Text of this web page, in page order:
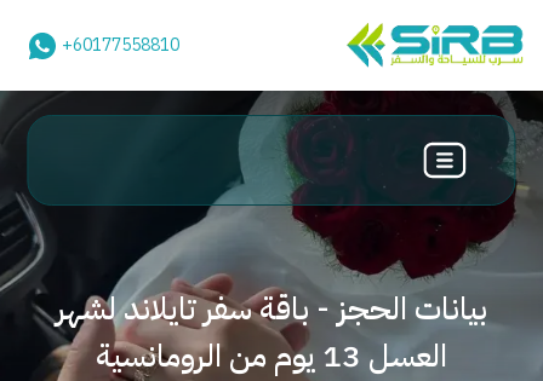
+60177558810
بيانات الحجز - باقة سفر تايلاند لشهر
العسل 13 يوم من الرومانسية